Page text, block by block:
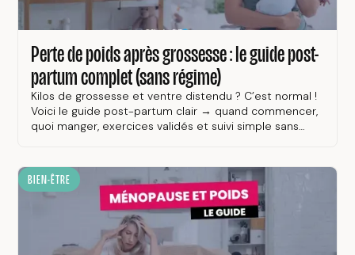
Perte de poids après grossesse : le guide post-
partum complet (sans régime)
Kilos de grossesse et ventre distendu ? C’est normal !
Voici le guide post-partum clair → quand commencer,
quoi manger, exercices validés et suivi simple sans
BIEN-ÊTRE